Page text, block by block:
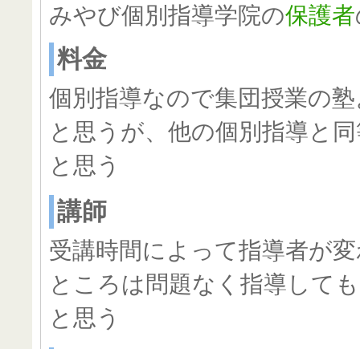
みやび個別指導学院の保護者
料金
個別指導なので集団授業の
と思うが、他の個別指導と
と思う
講師
受講時間によって指導者が
ところは問題なく指導して
と思う